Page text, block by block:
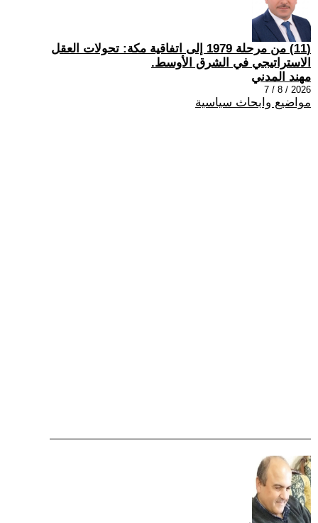
(11) من مرحلة 1979 إلى اتفاقية مكة: تحولات العقل
الاستراتيجي في الشرق الأوسط.
مهند المدني
2026 / 8 / 7
مواضيع وابحاث سياسية